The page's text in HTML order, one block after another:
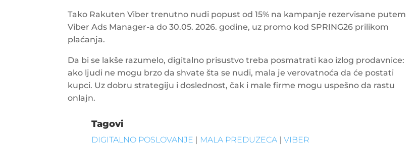
Tako Rakuten Viber trenutno nudi popust od 15% na kampanje rezervisane putem
Viber Ads Manager-a do 30.05. 2026. godine, uz promo kod SPRING26 prilikom
plaćanja.
Da bi se lakše razumelo, digitalno prisustvo treba posmatrati kao izlog prodavnice:
ako ljudi ne mogu brzo da shvate šta se nudi, mala je verovatnoća da će postati
kupci. Uz dobru strategiju i doslednost, čak i male firme mogu uspešno da rastu
onlajn.
Tagovi
DIGITALNO POSLOVANJE | MALA PREDUZECA |VIBER